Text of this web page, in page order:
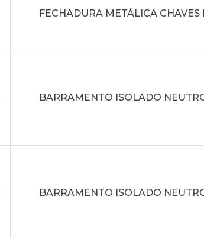
FECHADURA METÁLICA CHAVES
BARRAMENTO ISOLADO
BARRAMENTO ISOLADO